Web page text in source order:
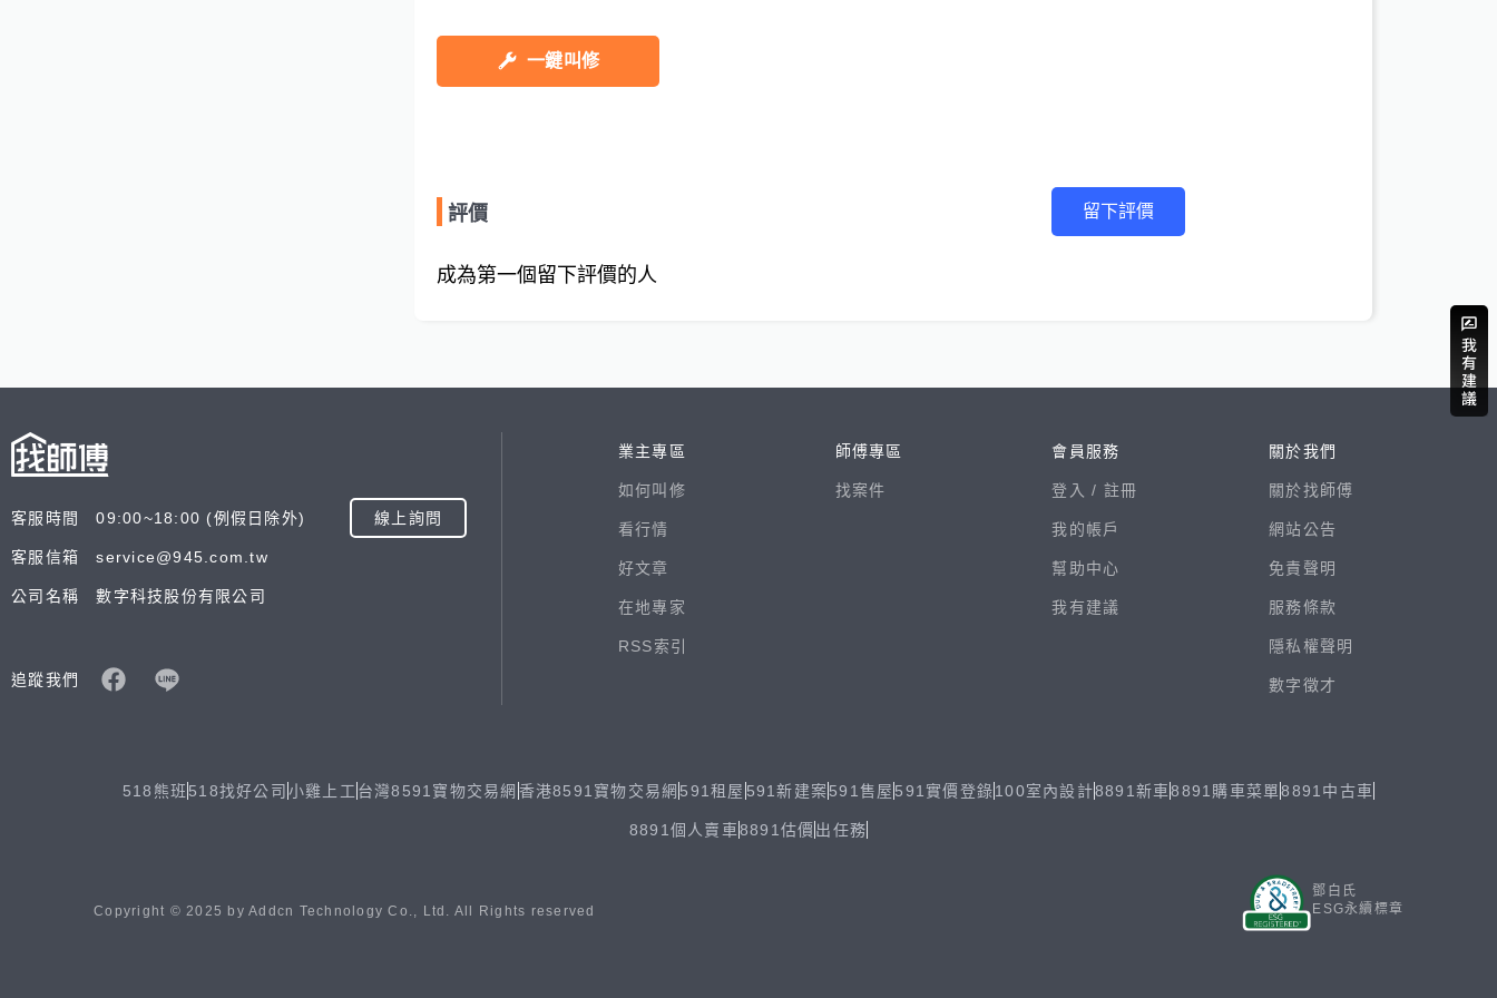
一鍵叫修
評價 留下評價
成為第一個留下評價的人
客服時間 09:00~18:00 (例假日除外) 線上詢問
客服信箱 service@945.com.tw
公司名稱 數字科技股份有限公司
追蹤我們
業主專區
如何叫修
看行情
好文章
在地專家
RSS索引
師傅專區
找案件
會員服務
登入 / 註冊
我的帳戶
幫助中心
我有建議
關於我們
關於找師傅
網站公告
免責聲明
服務條款
隱私權聲明
數字徵才
518熊班 518找好公司 小雞上工 台灣8591寶物交易網 香港8591寶物交易網 591租屋 591新建案591售屋 591實價登錄100室內設計8891新車 8891購車菜單 8891中古車
8891個人賣車8891估價 出任務
Copyright © 2025 by Addcn Technology Co., Ltd. All Rights reserved
鄧白氏
ESG永續標章